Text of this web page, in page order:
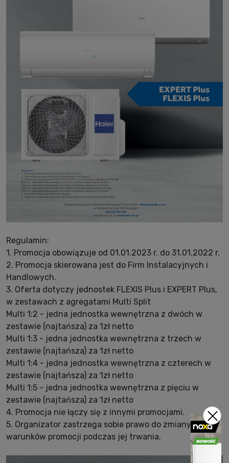
Regulamin:
1. Promocja obowiązuje od 01.01.2023 r. do 31.01.2022 r.
2. Promocja skierowana jest do Firm Instalacyjnych i
Handlowych.
3. Oferta dotyczy jednostek FLEXIS Plus i EXPERT Plus,
w zestawach z agregatami Multi Split
Multi 1:2 - jedna jednostka wewnętrzna z dwóch w
zestawie (najtańsza) za 1zł netto
Multi 1:3 - jedna jednostka wewnętrzna z trzech w
zestawie (najtańsza) za 1zł netto
Multi 1:4 - jedna jednostka wewnętrzna z czterech w
zestawie (najtańsza) za 1zł netto
Multi 1:5 - jedna jednostka wewnętrzna z pięciu w
zestawie (najtańsza) za 1zł netto
4. Promocja nie łączy się z innymi promocjami.
5. Organizator zastrzega sobie prawo do zmiany
warunków promocji podczas jej trwania.